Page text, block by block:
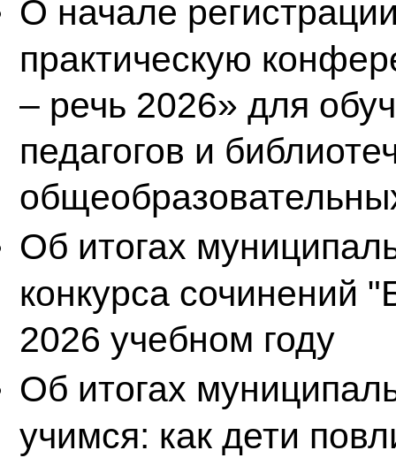
О начале
практическую
– речь 2026» для
педагогов и
Об итогах
конкурса сочинений
2026 учебном году
Об итогах
учимся: как дети